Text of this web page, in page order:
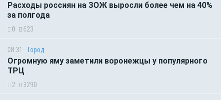
Расходы россиян на ЗОЖ выросли более чем на 40%
за полгода
0 623
08:31 Город
Огромную яму заметили воронежцы у популярного
ТРЦ
2 3290